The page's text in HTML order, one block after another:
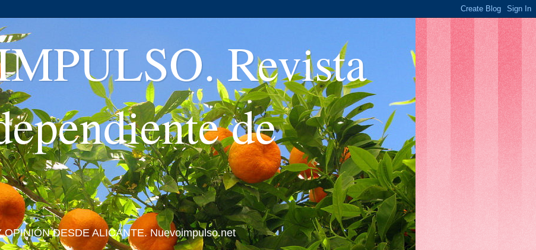
Revista
de
DESDE ALICANTE. Nuevoimpulso.net